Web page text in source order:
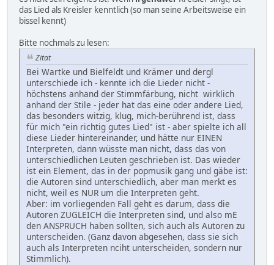
das Lied als Kreisler kenntlich (so man seine Arbeitsweise ein
bissel kennt)
Bitte nochmals zu lesen:
Zitat
Bei Wartke und Bielfeldt und Krämer und dergl
unterschiede ich - kennte ich die Lieder nicht -
höchstens anhand der Stimmfärbung, nicht wirklich
anhand der Stile - jeder hat das eine oder andere Lied,
das besonders witzig, klug, mich-berührend ist, dass
für mich "ein richtig gutes Lied" ist - aber spielte ich all
diese Lieder hintereinander, und hätte nur EINEN
Interpreten, dann wüsste man nicht, dass das von
unterschiedlichen Leuten geschrieben ist. Das wieder
ist ein Element, das in der popmusik gang und gäbe ist:
die Autoren sind unterschiedlich, aber man merkt es
nicht, weil es NUR um die Interpreten geht.
Aber: im vorliegenden Fall geht es darum, dass die
Autoren ZUGLEICH die Interpreten sind, und also mE
den ANSPRUCH haben sollten, sich auch als Autoren zu
unterscheiden. (Ganz davon abgesehen, dass sie sich
auch als Interpreten nciht unterscheiden, sondern nur
Stimmlich).